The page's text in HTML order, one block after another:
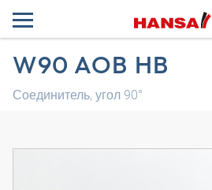
W90 AOB HB
Соединитель, угол 90°